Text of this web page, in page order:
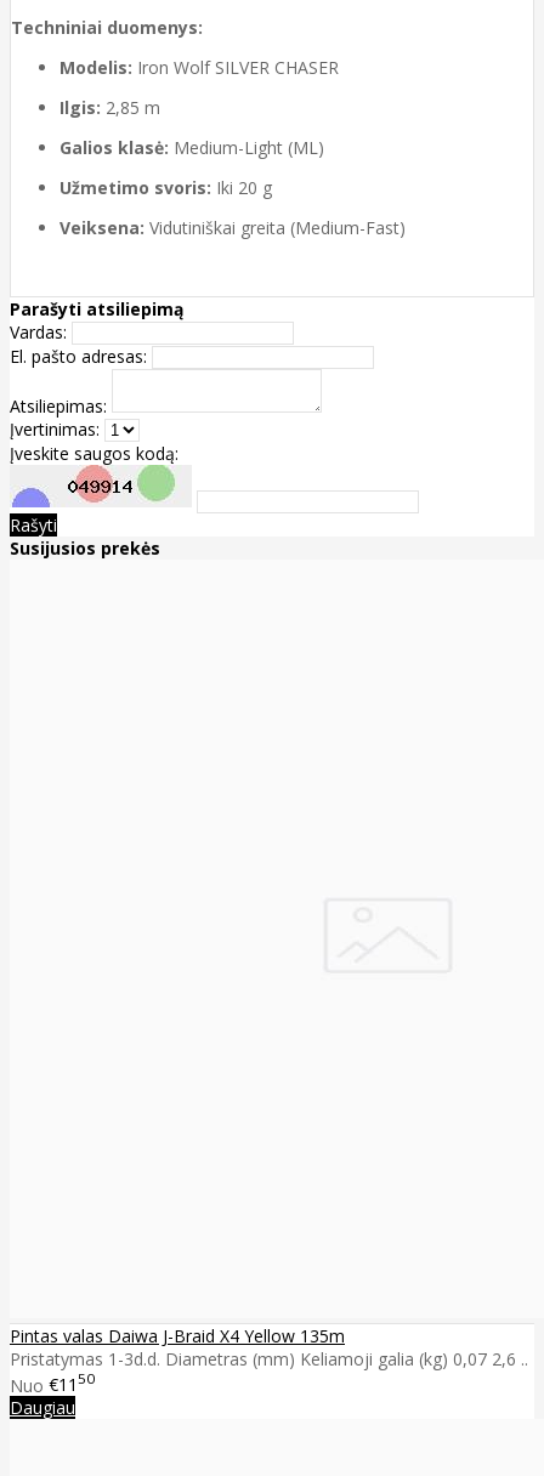
Techniniai duomenys:
Modelis: Iron Wolf SILVER CHASER
Ilgis: 2,85 m
Galios klasė: Medium-Light (ML)
Užmetimo svoris: Iki 20 g
Veiksena: Vidutiniškai greita (Medium-Fast)
Parašyti atsiliepimą
Vardas:
El. pašto adresas:
Atsiliepimas:
Įvertinimas:
Įveskite saugos kodą:
Rašyti
Susijusios prekės
Pintas valas Daiwa J-Braid X4 Yellow 135m
Pristatymas 1-3d.d. Diametras (mm) Keliamoji galia (kg) 0,07 2,6 ..
Nuo €11 50
Daugiau